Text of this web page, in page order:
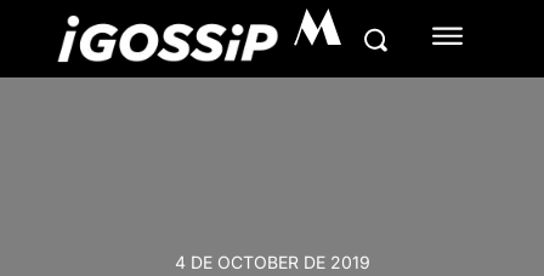
M
4 DE OCTOBER DE 2019